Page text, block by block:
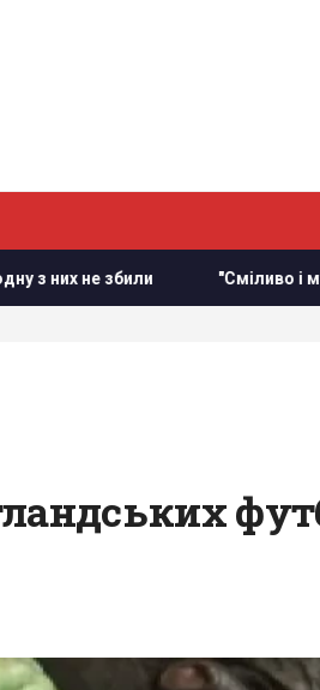
"Сміливо і мужньо": ЗМІ